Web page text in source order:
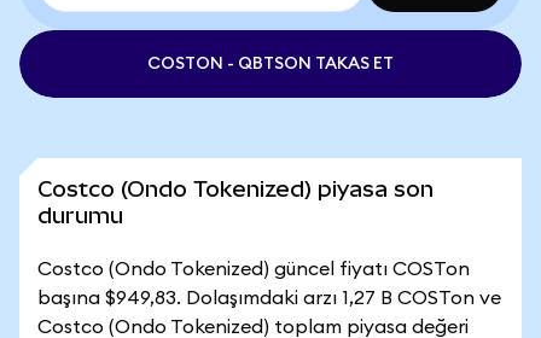
COSTON - QBTSON TAKAS ET
Costco (Ondo Tokenized) piyasa son
durumu
Costco (Ondo Tokenized) güncel fiyatı COSTon
başına $949,83. Dolaşımdaki arzı 1,27 B COSTon ve
Costco (Ondo Tokenized) toplam piyasa değeri